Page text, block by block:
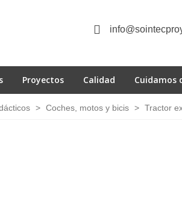
Proyectos Calidad Cuidamos
> Coches, motos y bicis > Tractor